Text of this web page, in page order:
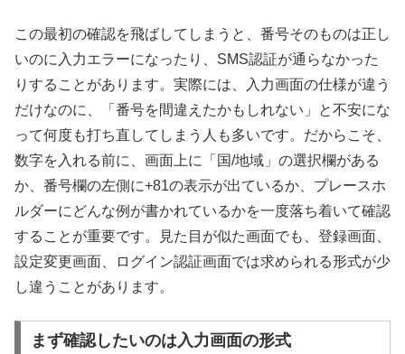
この最初の確認を飛ばしてしまうと、番号そのものは正し
いのに入力エラーになったり、SMS認証が通らなかった
りすることがあります。実際には、入力画面の仕様が違う
だけなのに、「番号を間違えたかもしれない」と不安にな
って何度も打ち直してしまう人も多いです。だからこそ、
数字を入れる前に、画面上に「国/地域」の選択欄がある
か、番号欄の左側に+81の表示が出ているか、プレースホ
ルダーにどんな例が書かれているかを一度落ち着いて確認
することが重要です。見た目が似た画面でも、登録画面、
設定変更画面、ログイン認証画面では求められる形式が少
し違うことがあります。
まず確認したいのは入力画面の形式